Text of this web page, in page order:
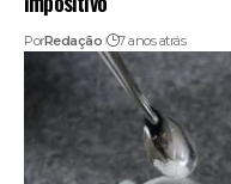
PorRedação 7 anos atrás